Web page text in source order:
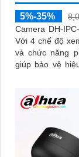
5%-35%
Camera DH-
Với 4 chế độ
và chức năng
giúp bảo vệ